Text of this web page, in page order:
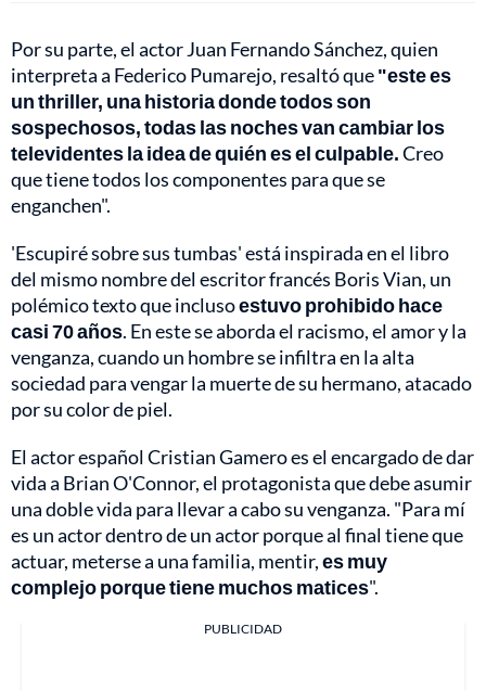
Por su parte, el actor Juan Fernando Sánchez, quien
interpreta a Federico Pumarejo, resaltó que"este es
un thriller, una historia donde todos son
sospechosos, todas las noches van cambiar los
televidentes la idea de quién es el culpable.Creo
que tiene todos los componentes para que se
enganchen".
'Escupiré sobre sus tumbas' está inspirada en el libro
del mismo nombre del escritor francés Boris Vian, un
polémico texto que inclusoestuvo prohibido hace
casi 70 años. En este se aborda el racismo, el amor y la
venganza, cuando un hombre se infiltra en la alta
sociedad para vengar la muerte de su hermano, atacado
por su color de piel.
El actor español Cristian Gamero es el encargado de dar
vida a Brian O'Connor, el protagonista que debe asumir
una doble vida para llevar a cabo su venganza. "Para mí
es un actor dentro de un actor porque al final tiene que
actuar, meterse a una familia, mentir,es muy
complejo porque tiene muchos matices".
PUBLICIDAD